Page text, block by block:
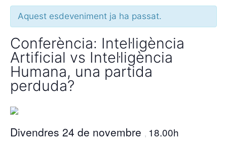
Aquest esdeveniment ja ha passat.
Conferència: Intel·ligència
Artificial vs Intel·ligència
Humana, una partida
perduda?
Divendres 24 de novembre , 18.00h